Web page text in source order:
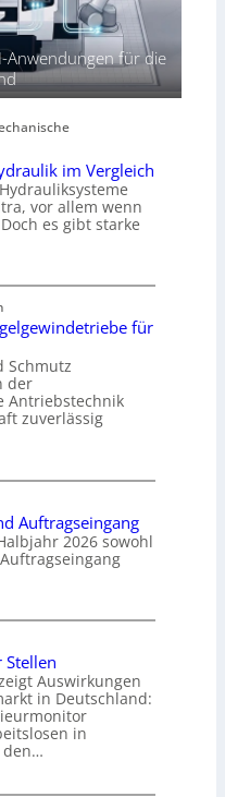
Anwendungen für die
im Vergleich
vor allem wenn
es gibt starke
für
Schmutz
der
Antriebstechnik
zuverlässig
Auftragseingang
2026 sowohl
Stellen
Auswirkungen
in Deutschland:
in
den…